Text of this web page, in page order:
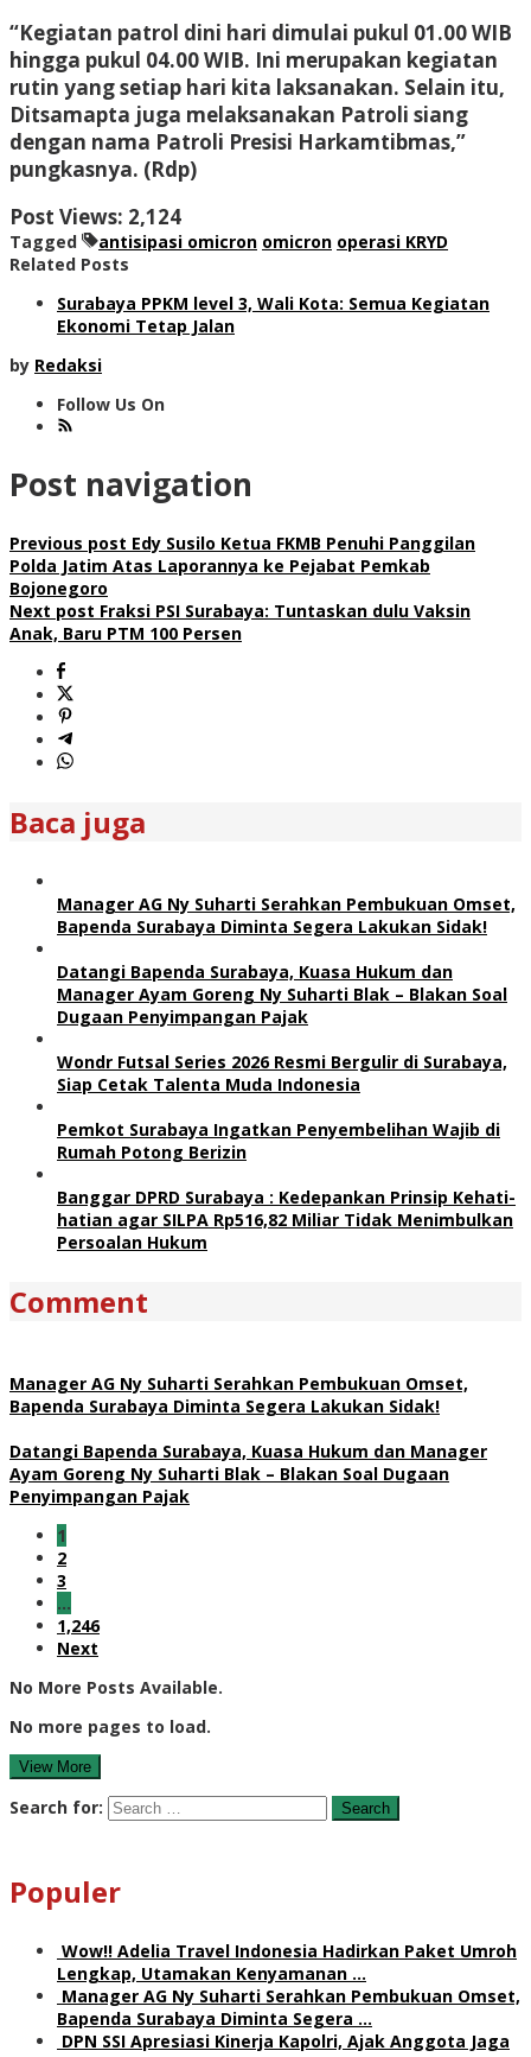
“Kegiatan patrol dini hari dimulai pukul 01.00 WIB
hingga pukul 04.00 WIB. Ini merupakan kegiatan
rutin yang setiap hari kita laksanakan. Selain itu,
Ditsamapta juga melaksanakan Patroli siang
dengan nama Patroli Presisi Harkamtibmas,”
pungkasnya. (Rdp)
Post Views: 2,124
Tagged antisipasi omicron omicron operasi KRYD
Related Posts
Surabaya PPKM level 3, Wali Kota: Semua Kegiatan
Ekonomi Tetap Jalan
by Redaksi
Follow Us On
Post navigation
Previous post Edy Susilo Ketua FKMB Penuhi Panggilan
Polda Jatim Atas Laporannya ke Pejabat Pemkab
Bojonegoro
Next post Fraksi PSI Surabaya: Tuntaskan dulu Vaksin
Anak, Baru PTM 100 Persen
Baca juga
Manager AG Ny Suharti Serahkan Pembukuan Omset,
Bapenda Surabaya Diminta Segera Lakukan Sidak!
Datangi Bapenda Surabaya, Kuasa Hukum dan
Manager Ayam Goreng Ny Suharti Blak – Blakan Soal
Dugaan Penyimpangan Pajak
Wondr Futsal Series 2026 Resmi Bergulir di Surabaya,
Siap Cetak Talenta Muda Indonesia
Pemkot Surabaya Ingatkan Penyembelihan Wajib di
Rumah Potong Berizin
Banggar DPRD Surabaya : Kedepankan Prinsip Kehati-
hatian agar SILPA Rp516,82 Miliar Tidak Menimbulkan
Persoalan Hukum
Comment
Manager AG Ny Suharti Serahkan Pembukuan Omset,
Bapenda Surabaya Diminta Segera Lakukan Sidak!
Datangi Bapenda Surabaya, Kuasa Hukum dan Manager
Ayam Goreng Ny Suharti Blak – Blakan Soal Dugaan
Penyimpangan Pajak
1
2
3
…
1,246
Next
No More Posts Available.
No more pages to load.
View More
Search for:
Populer
Wow!! Adelia Travel Indonesia Hadirkan Paket Umroh
Lengkap, Utamakan Kenyamanan …
Manager AG Ny Suharti Serahkan Pembukuan Omset,
Bapenda Surabaya Diminta Segera …
DPN SSI Apresiasi Kinerja Kapolri, Ajak Anggota Jaga